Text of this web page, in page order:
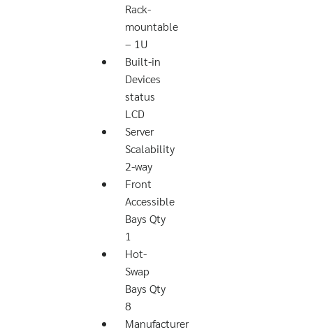
Rack-
mountable
– 1U
Built-in
Devices
status
LCD
Server
Scalability
2-way
Front
Accessible
Bays Qty
1
Hot-
Swap
Bays Qty
8
Manufacturer